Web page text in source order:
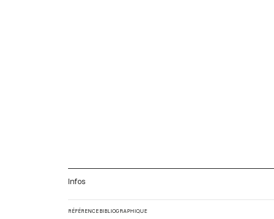
Infos
RÉFÉRENCE BIBLIOGRAPHIQUE